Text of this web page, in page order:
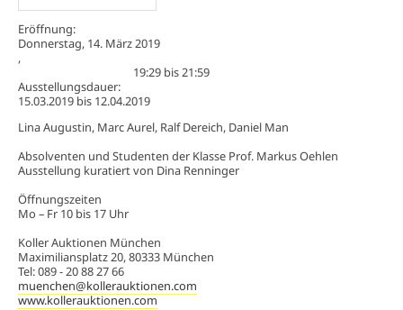
Eröffnung:
Donnerstag, 14. März 2019
,
19:29 bis21:59
Ausstellungsdauer:
15.03.2019 bis 12.04.2019
Lina Augustin, Marc Aurel, Ralf Dereich, Daniel Man
Absolventen und Studenten der Klasse Prof. Markus Oehlen
Ausstellung kuratiert von Dina Renninger
Öffnungszeiten
Mo – Fr 10 bis 17 Uhr
Koller Auktionen München
Maximiliansplatz 20, 80333 München
Tel: 089 - 20 88 27 66
muenchen@kollerauktionen.com
www.kollerauktionen.com